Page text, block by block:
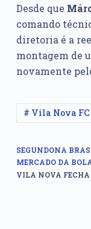
Desde que
comando
diretoria é a
montagem de
novamente
# Vila Nova FC
SEGUNDONA
MERCADO DA
VILA NOVA FECHA